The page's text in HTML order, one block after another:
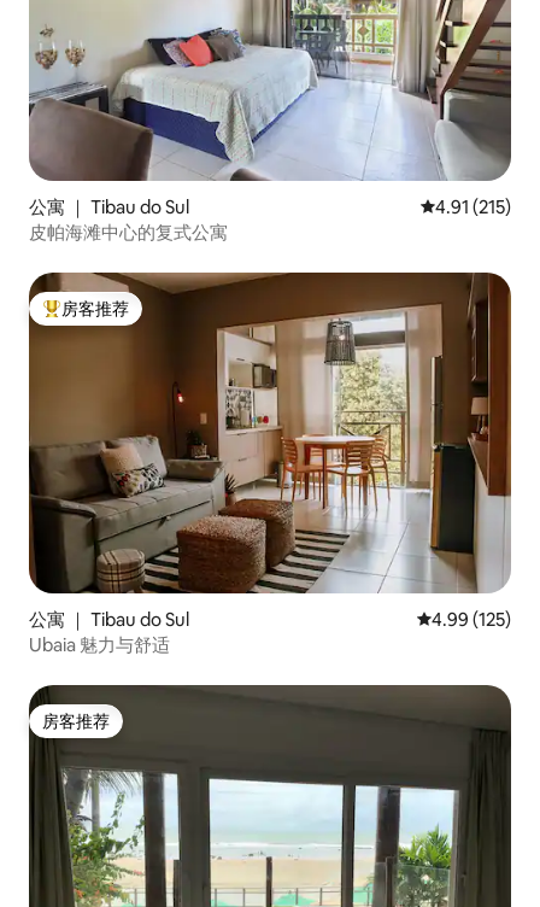
公寓 ｜ Tibau do Sul 平均评分 4.91
4.91 (215)
皮帕海滩中心的复式公寓
热门「房客推荐」
房客推荐
公寓 ｜ Tibau do Sul 平均评分 4.99
4.99 (125)
Ubaia 魅力与舒适
房客推荐
房客推荐